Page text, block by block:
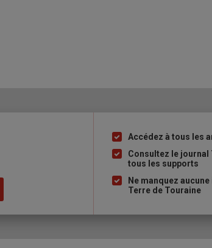
Liste
à
puce
Accédez à tous les
Consultez le journal
tous les supports
Ne manquez
Terre de Touraine